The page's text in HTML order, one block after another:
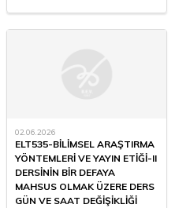
02.06.2026
ELT535-BİLİMSEL ARAŞTIRMA
YÖNTEMLERİ VE YAYIN ETİĞİ-II
DERSİNİN BİR DEFAYA
MAHSUS OLMAK ÜZERE DERS
GÜN VE SAAT DEĞİŞİKLİĞİ